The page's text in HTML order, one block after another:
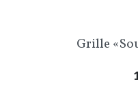
Grille